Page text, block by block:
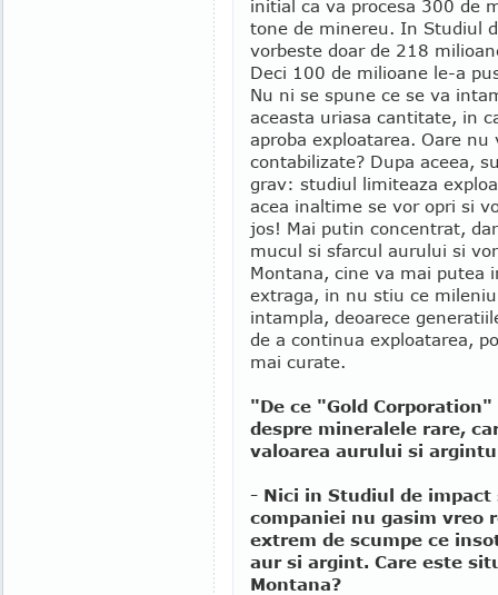
initial ca va procesa 300 de
tone de minereu. In Studiul
vorbeste doar de 218
Deci 100 de milioane le-a
Nu ni se spune ce se va
aceasta uriasa cantitate, in
aproba exploatarea. Oare nu
contabilizate? Dupa aceea,
grav: studiul limiteaza
acea inaltime se vor opri si
jos! Mai putin concentrat,
mucul si sfarcul aurului si
Montana, cine va mai putea
extraga, in nu stiu ce
intampla, deoarece
de a continua exploatarea,
mai curate.
"De ce "Gold
despre mineralele rare,
valoarea aurului si
- Nici in Studiul de
companiei nu gasim vreo
extrem de scumpe ce
aur si argint. Care este
Montana?